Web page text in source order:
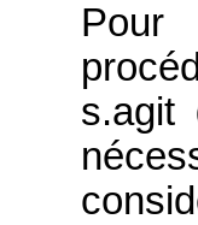
Pour
s.agit